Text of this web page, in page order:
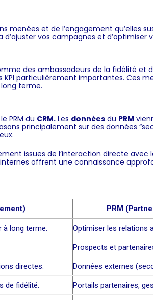
et de l’engagement qu’elles
vos campagnes et
des ambassadeurs de la fidélité et
particulièrement importantes. Ces
terme.
PRM du CRM. Les données du PRM
principalement sur des données “
issues de l’interaction directe
offrent une connaissance
PRM
à long terme. Optimiser les relations
Prospects et
directes. Données externes
de fidélité. Portails partenaires,